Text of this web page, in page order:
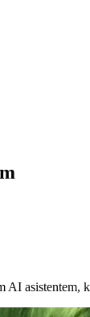
asistentem,